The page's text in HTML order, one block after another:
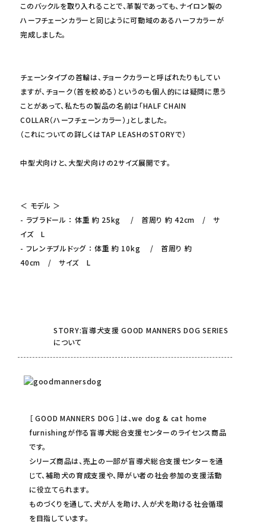
このバックルを取り入れることで、革製であっても、ナイロン製の
ハーフチェーンカラーと同じように可動域のあるハーフカラーが
完成しました。
チェーンタイプの首輪は、チョークカラーと呼ばれたりもしてい
ますが、チョーク（首を絞める）というのも個人的には疑問に思う
ことがあって、私たちの製品の名前は「HALF CHAIN
COLLAR（ハーフチェーンカラー）」としました。
（これについての詳しくはTAP LEASHのSTORYで）
中型犬向けと、大型犬向けの2サイズ展開です。
＜ モデル ＞
- ラブラドール ： 体重 約 25kg / 首周り 約 42cm / サ
イズ L
- フレンチブルドッグ ： 体重 約 10kg / 首周り 約
40cm / サイズ L
STORY:盲導犬支援 GOOD MANNERS DOG SERIES
について
［ GOOD MANNERS DOG ］は、we dog & cat home
furnishingが作る盲導犬総合支援センターのライセンス商品
です。
シリーズ商品は、売上の一部が盲導犬総合支援センターを通
じて、補助犬の育成支援や、障がい者の社会参加の支援活動
に役立てられます。
ものづくりを通して、犬が人を助け、人が犬を助ける社会循環
を目指しています。